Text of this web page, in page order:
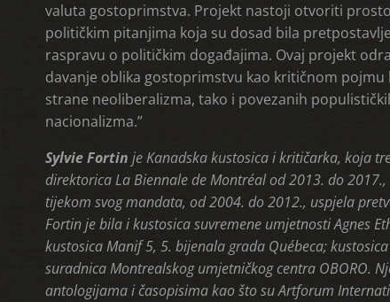
valuta gostoprimstva. Projekt nastoji otvoriti
političkim pitanjima koja su dosad bila
raspravu o političkim događajima. Ovaj projekt
davanje oblika gostoprimstvu kao kritičnom
strane neoliberalizma, tako i povezanih
nacionalizma.”
Sylvie Fortin je Kanadska kustosica i kritičarka, koja
direktorica La Biennale de Montréal od 2013. do
tijekom svog mandata, od 2004. do 2012., uspjela
Fortin je bila i kustosica suvremene umjetnosti Agnes
kustosica Manif 5, 5. bijenala grada Québeca;
suradnica Montrealskog umjetničkog centra OBORO.
antologijama i časopisima kao što su Artforum